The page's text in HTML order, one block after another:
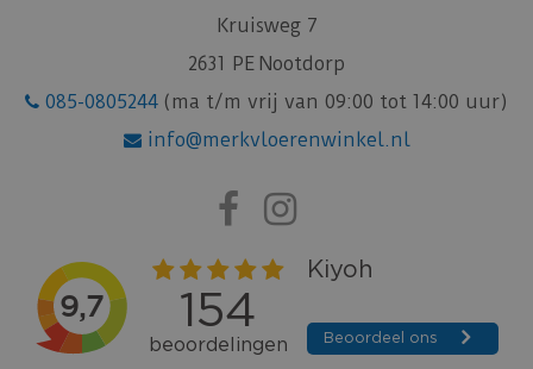
Kruisweg 7
2631 PE Nootdorp
085-0805244 (ma t/m vrij van 09:00 tot 14:00 uur)
info@merkvloerenwinkel.nl